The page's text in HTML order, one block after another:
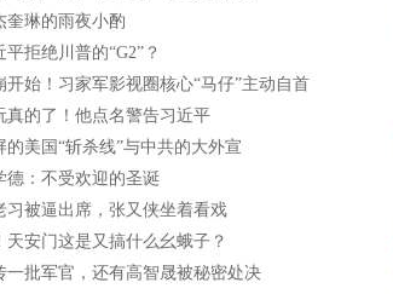
奎琳的雨夜小酌
平拒绝川普的“G2”？
开始！习家军影视圈核心“马仔”主动自首
真的了！他点名警告习近平
的美国“斩杀线”与中共的大外宣
德：不受欢迎的圣诞
习被逼出席，张又侠坐着看戏
天安门这是又搞什么幺蛾子？
一批军官，还有高智晟被秘密处决